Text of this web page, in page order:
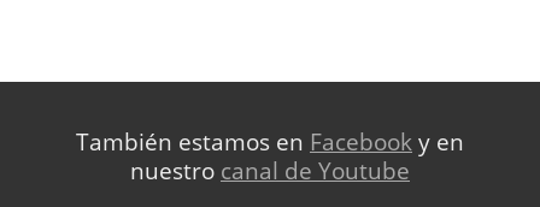
También estamos en Facebooky en
nuestro canal de Youtube